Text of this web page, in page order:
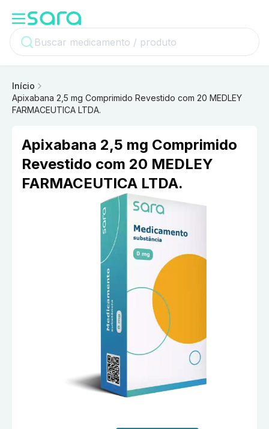
Início
Apixabana 2,5 mg Comprimido Revestido com 20 MEDLEY
FARMACEUTICA LTDA.
Apixabana 2,5 mg Comprimido
Revestido com 20 MEDLEY
FARMACEUTICA LTDA.